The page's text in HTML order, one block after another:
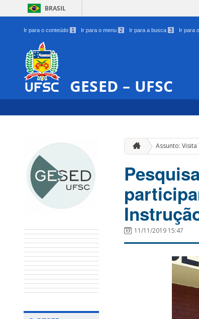
BRASIL
Ir para o conteúdo 1 Ir para o menu 2 Ir para a busca 3 Ir para
GESED – UFSC
Assunto: Visita
11/11/2019 15:47